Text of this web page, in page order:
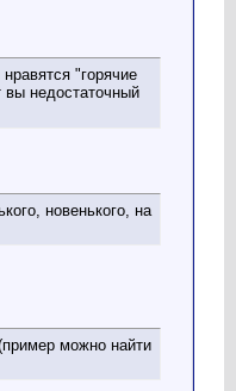
"горячие
вы недостаточный
новенького, на
можно найти